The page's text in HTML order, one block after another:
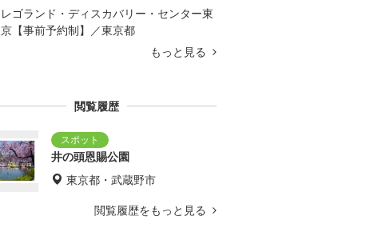
レゴランド・ディスカバリー・センター東
京【事前予約制】／東京都
もっと見る
閲覧履歴
井の頭恩賜公園
東京都・武蔵野市
閲覧履歴をもっと見る